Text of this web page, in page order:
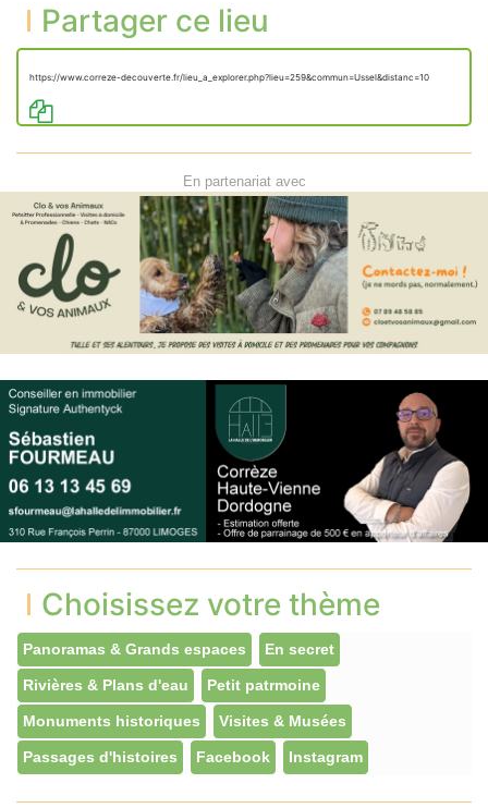
Partager ce lieu
https://www.correze-decouverte.fr/lieu_a_explorer.php?lieu=259&commun=Ussel&distanc=10
En partenariat avec
Choisissez votre thème
Panoramas & Grands espaces En secret
Rivières & Plans d'eau Petit patrmoine
Monuments historiques Visites & Musées
Passages d'histoires Facebook Instagram